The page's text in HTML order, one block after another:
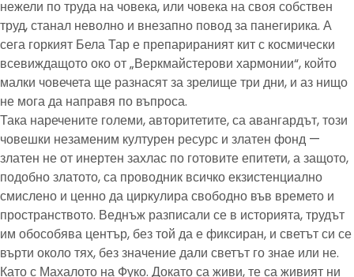
нежели по труда на човека, или човека на своя собствен
труд, станал неволно и внезапно повод за панегирика. А
сега горкият Бела Тар е препарираният кит с космически
всевиждащото око от „Веркмайстерови хармонии“, който
малки човечета ще разнасят за зрелище три дни, и аз нищо
не мога да направя по въпроса.
Така наречените големи, авторитетите, са авангардът, този
човешки незаменим културен ресурс и златен фонд —
златен не от инертен захлас по готовите епитети, а защото,
подобно златото, са проводник всичко екзистенциално
смислено и ценно да циркулира свободно във времето и
пространството. Веднъж разписали се в историята, трудът
им обособява център, без той да е фиксиран, и светът си се
върти около тях, без значение дали светът го знае или не.
Като с Махалото на Фуко. Докато са живи, те са живият ни